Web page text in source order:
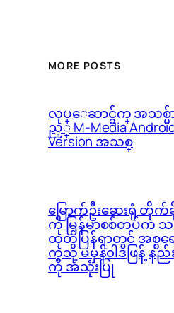
MORE POSTS
လုပ္ေဆာင္ခ်က္ အသစ္မ်ား
ည့္ M-Media
Version အသစ္
မြောက်ဦးဆေးရုံ တို
ကို မြန်မာစစ်တပ်က
ထုတ်ပြန်ရာတွင် အစ္စရ
ကဲ့သို့ မမှန်၀ါဒဖြန့် နည်
ကို အသုံးပြု